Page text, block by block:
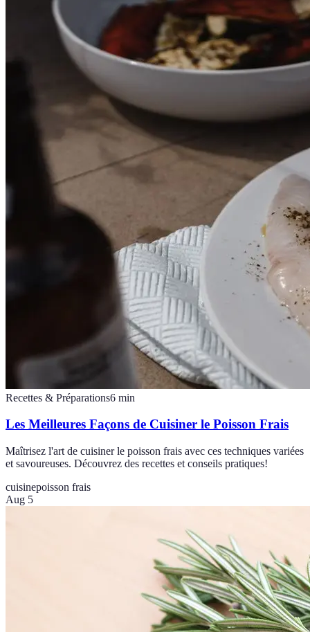
Recettes & Préparations6 min
Les Meilleures Façons de Cuisiner le Poisson Frais
Maîtrisez l'art de cuisiner le poisson frais avec ces techniques variées
et savoureuses. Découvrez des recettes et conseils pratiques!
cuisinepoisson frais
Aug 5